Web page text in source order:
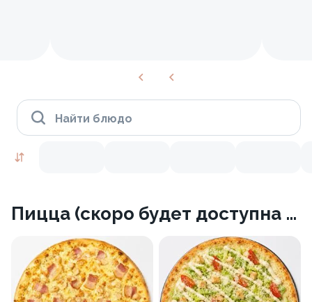
Найти блюдо
Пицца (скоро будет доступна к заказу)